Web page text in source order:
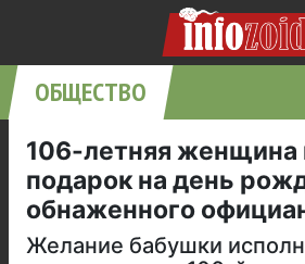
ОБЩЕСТВО
106-летняя женщина
подарок на день
обнаженного
Желание бабушки